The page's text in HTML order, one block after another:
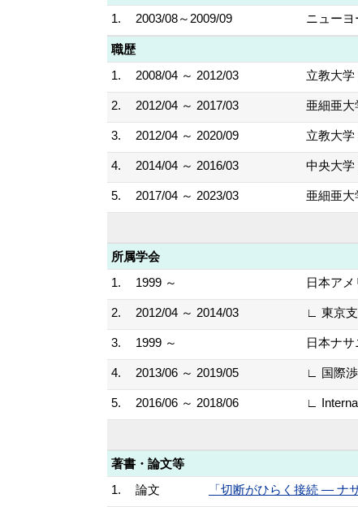
1.
2003/08～2009/09 ニュー
職歴
1.
2008/04 ～ 2012/03 立教大
2. 2012/04 ～ 2017/03 亜細亜
3. 2012/04 ～ 2020/09 立教大
4. 2014/04 ～ 2016/03 中央大学
5. 2017/04 ～ 2023/03 亜細亜
所属学会
1.
1999 ～ 日本ア
2. 2012/04 ～ 2014/03 ∟ 東京
3. 1999 ～ 日本ナ
4. 2013/06 ～ 2019/05 ∟ 国際
5. 2016/06 ～ 2018/06 ∟
著書・論文等
1.
論文 「切断がひらく接続 ― ナ